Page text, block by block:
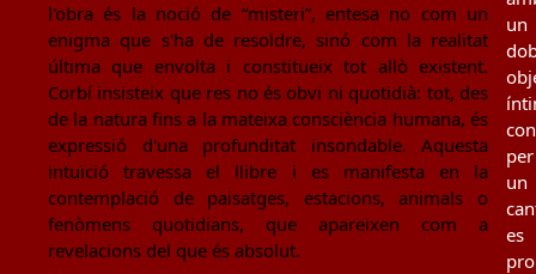
l'obra és la noció de “misteri”, entesa no com un
enigma que s'ha de resoldre, sinó com la realitat
última que envolta i constitueix tot allò existent.
Corbí insisteix que res no és obvi ni quotidià: tot, des
de la natura fins a la mateixa consciència humana, és
expressió d'una profunditat insondable. Aquesta
intuïció travessa el llibre i es manifesta en la
contemplació de paisatges, estacions, animals o
fenòmens quotidians, que apareixen com a
revelacions del que és absolut.
un
per
un
es